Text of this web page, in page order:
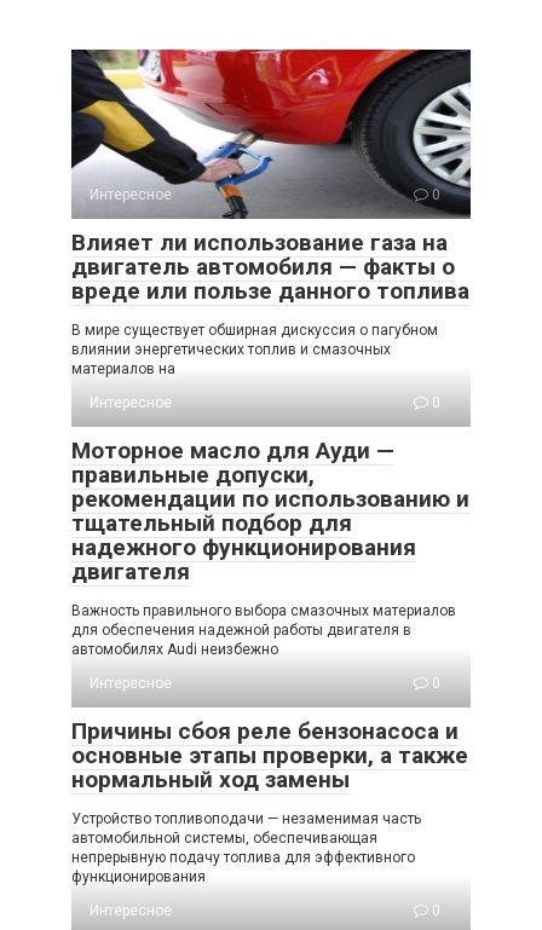
Интересное 0
Влияет ли использование газа на
двигатель автомобиля — факты о
вреде или пользе данного топлива
В мире существует обширная дискуссия о пагубном
влиянии энергетических топлив и смазочных
материалов на
Интересное
0
Моторное масло для Ауди —
правильные допуски,
рекомендации по использованию и
тщательный подбор для
надежного функционирования
двигателя
Важность правильного выбора смазочных материалов
для обеспечения надежной работы двигателя в
автомобилях Audi неизбежно
Интересное
0
Причины сбоя реле бензонасоса и
основные этапы проверки, а также
нормальный ход замены
Устройство топливоподачи — незаменимая часть
автомобильной системы, обеспечивающая
непрерывную подачу топлива для эффективного
функционирования
Интересное
0